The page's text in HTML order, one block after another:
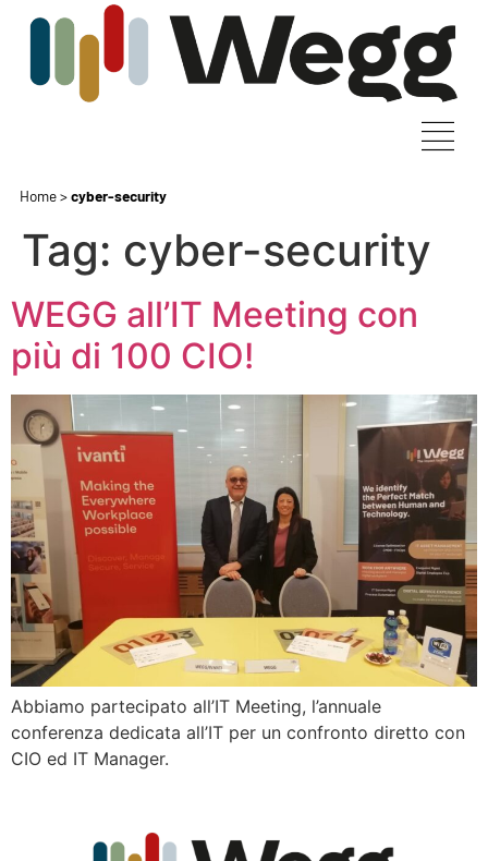
Home>cyber-security
Tag: cyber-security
WEGG all’IT Meeting con
più di 100 CIO!
Abbiamo partecipato all’IT Meeting, l’annuale
conferenza dedicata all’IT per un confronto diretto con
CIO ed IT Manager.